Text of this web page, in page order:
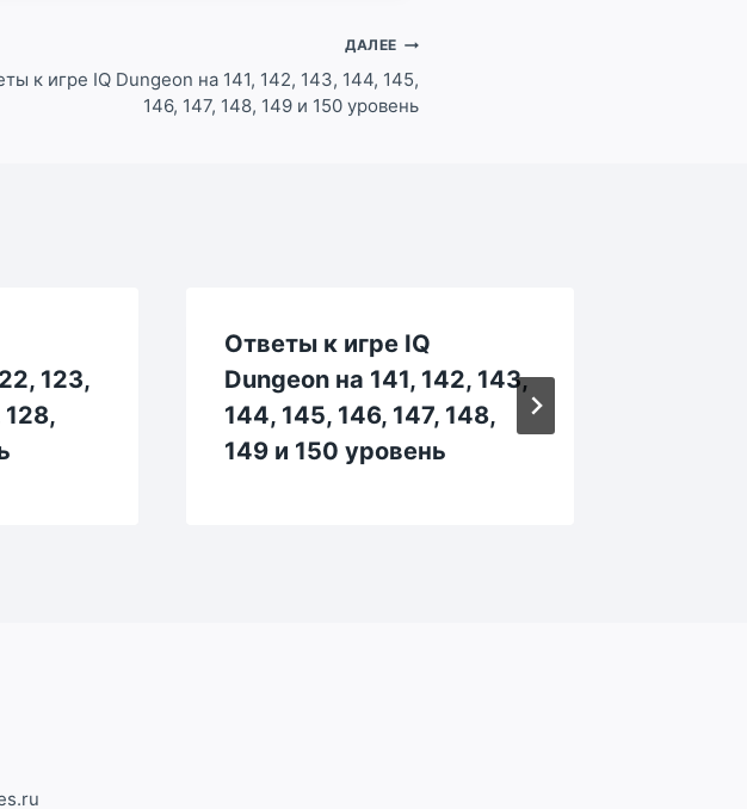
ДАЛЕЕ
к игре IQ Dungeon на 141, 142, 143, 144, 145,
146, 147, 148, 149 и 150 уровень
123,
128,
Ответы к игре IQ
Dungeon на 141, 142, 143,
144, 145, 146, 147, 148,
149 и 150 уровень